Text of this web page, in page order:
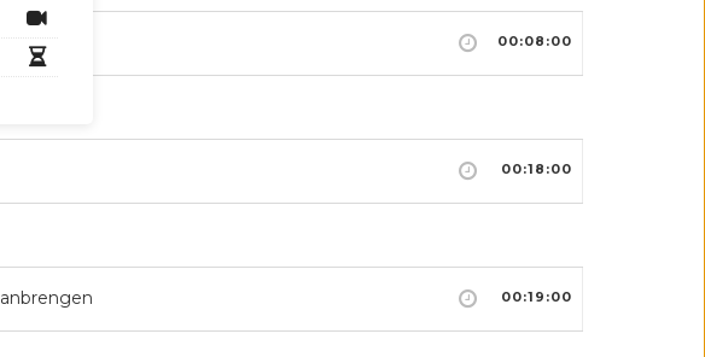
00:08:00
00:18:00
00:19:00